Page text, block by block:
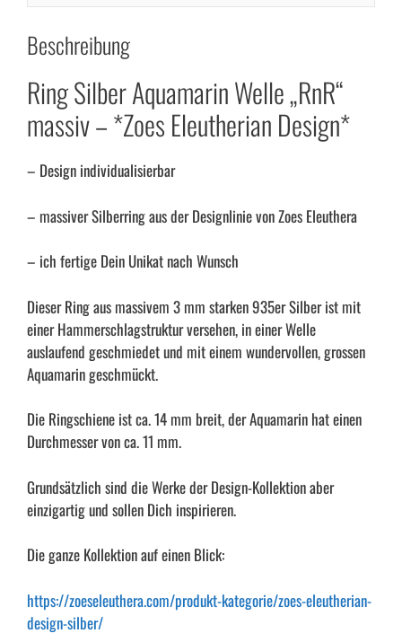
Beschreibung
Ring Silber Aquamarin Welle „RnR“
massiv – *Zoes Eleutherian Design*
– Design individualisierbar
– massiver Silberring aus der Designlinie von Zoes Eleuthera
– ich fertige Dein Unikat nach Wunsch
Dieser Ring aus massivem 3 mm starken 935er Silber ist mit
einer Hammerschlagstruktur versehen, in einer Welle
auslaufend geschmiedet und mit einem wundervollen, grossen
Aquamarin geschmückt.
Die Ringschiene ist ca. 14 mm breit, der Aquamarin hat einen
Durchmesser von ca. 11 mm.
Grundsätzlich sind die Werke der Design-Kollektion aber
einzigartig und sollen Dich inspirieren.
Die ganze Kollektion auf einen Blick:
https://zoeseleuthera.com/produkt-kategorie/zoes-eleutherian-
design-silber/